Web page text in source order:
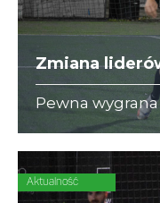
Zmiana
Pewna
KRK Lions
nowymi
Aktualność